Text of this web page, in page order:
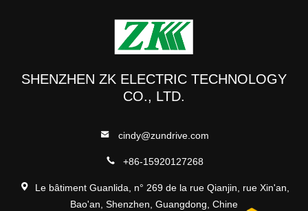
SHENZHEN ZK ELECTRIC TECHNOLOGY
CO., LTD.
cindy@zundrive.com
+86-15920127268
Le bâtiment Guanlida, n° 269 de la rue Qianjin, rue Xin'an,
Bao'an, Shenzhen, Guangdong, Chine